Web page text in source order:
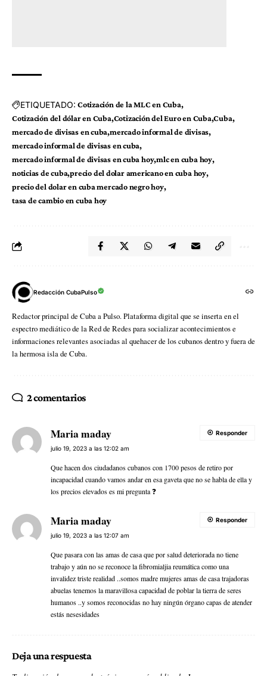
ETIQUETADO: Cotización de la MLC en Cuba
Cotización del dólar en Cuba Cotización del Euro en Cuba Cuba
mercado de divisas en cuba mercado informal de divisas
mercado informal de divisas en cuba
mercado informal de divisas en cuba hoy mlc en cuba hoy
noticias de cuba precio del dolar americano en cuba hoy
precio del dolar en cuba mercado negro hoy
tasa de cambio en cuba hoy
Redacción CubaPulso
Redactor principal de Cuba a Pulso. Plataforma digital que se inserta en el
espectro mediático de la Red de Redes para socializar acontecimientos e
informaciones relevantes asociadas al quehacer de los cubanos dentro y fuera de
la hermosa isla de Cuba.
2 comentarios
Maria maday
julio 19, 2023 a las 12:02 am
Que hacen dos ciudadanos cubanos con 1700 pesos de retiro por
incapacidad cuando vamos andar en esa gaveta que no se habla de ella y
los precios elevados es mi pregunta ❓
Responder
Maria maday
julio 19, 2023 a las 12:07 am
Que pasara con las amas de casa que por salud deteriorada no tiene
trabajo y aún no se reconoce la fibromialjia reumática como una
invalidez triste realidad ..somos madre mujeres amas de casa trajadoras
abuelas tenemos la maravillosa capacidad de poblar la tierra de seres
humanos ..y somos reconocidas no hay ningún órgano capas de atender
estás nesesidades
Responder
Deja una respuesta